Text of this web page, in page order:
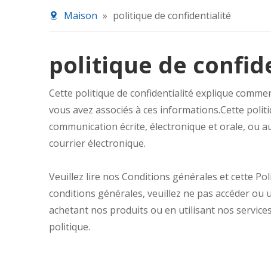
Maison » politique de confidentialité
politique de
Cette politique de confidentialité explique
vous avez associés à ces informations.Cette
communication écrite, électronique et orale, ou
courrier électronique.
Veuillez lire nos Conditions générales et cette
conditions générales, veuillez ne pas accéder
achetant nos produits ou en utilisant nos
politique.